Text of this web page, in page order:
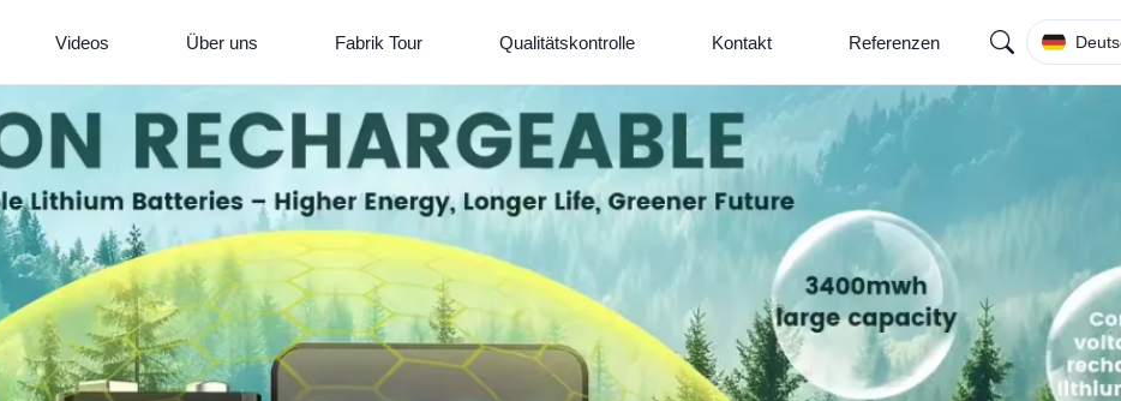
Videos Über uns Fabrik Tour Qualitätskontrolle Kontakt Referenzen